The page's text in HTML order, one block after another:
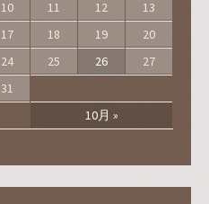
10月 »
10 11 12
13
17 18 19
20
24 25 26
27
31